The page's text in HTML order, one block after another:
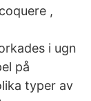
,
i ugn
på
typer av